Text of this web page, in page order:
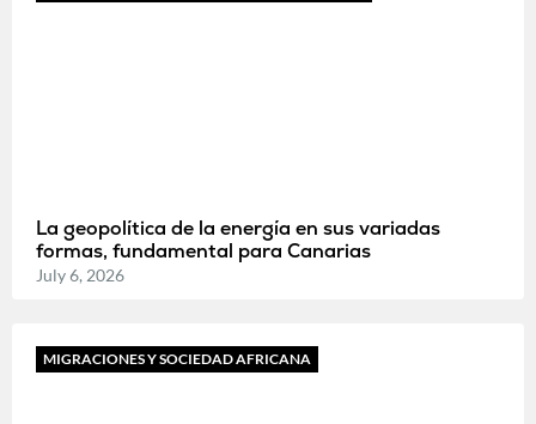
La geopolítica de la energía en sus variadas
formas, fundamental para Canarias
July 6, 2026
MIGRACIONES Y SOCIEDAD AFRICANA